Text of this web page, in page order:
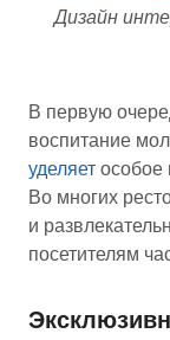
Дизайн
В первую
воспитание
уделяет особое
Во многих
и
посетителям